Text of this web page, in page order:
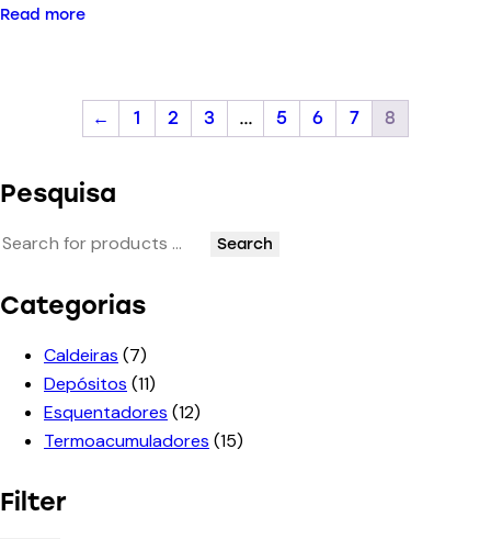
Read more
← 1 2 3 … 5 6 7 8
Pesquisa
Search
Categorias
Caldeiras (7)
Depósitos (11)
Esquentadores (12)
Termoacumuladores (15)
Filter